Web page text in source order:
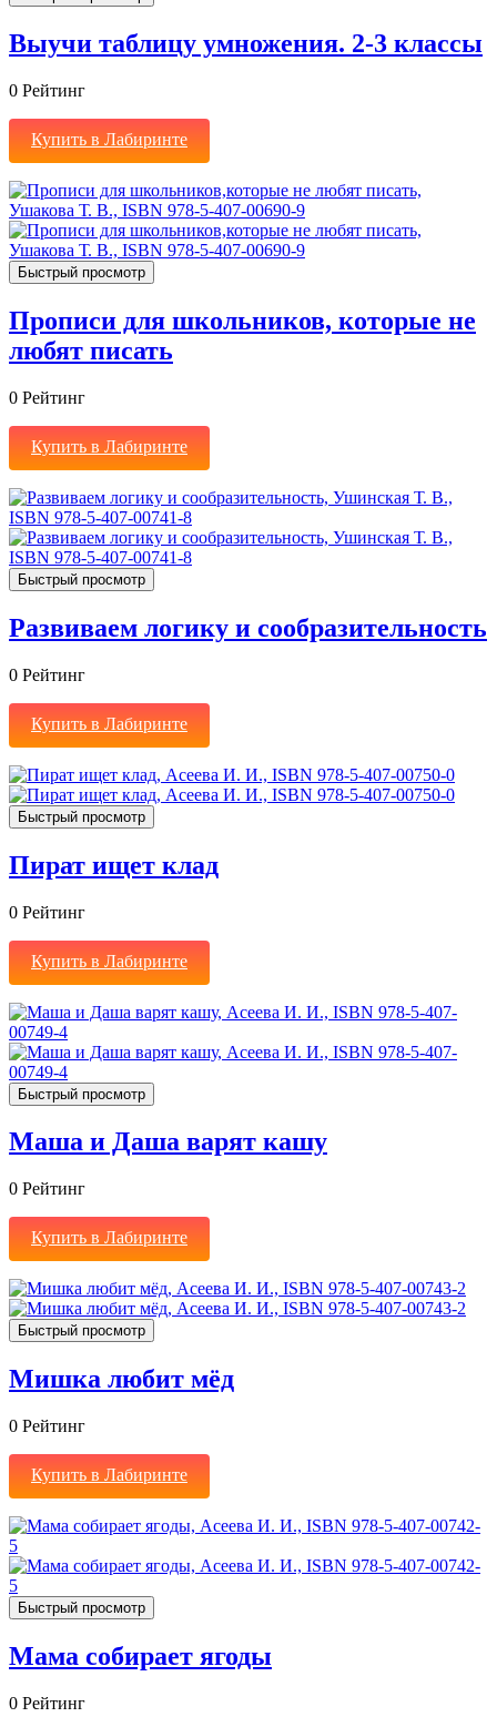
Выучи таблицу умножения. 2-3 классы
0 Рейтинг
Купить в Лабиринте
Быстрый просмотр
Прописи для школьников, которые не
любят писать
0 Рейтинг
Купить в Лабиринте
Быстрый просмотр
Развиваем логику и сообразительность
0 Рейтинг
Купить в Лабиринте
Быстрый просмотр
Пират ищет клад
0 Рейтинг
Купить в Лабиринте
Быстрый просмотр
Маша и Даша варят кашу
0 Рейтинг
Купить в Лабиринте
Быстрый просмотр
Мишка любит мёд
0 Рейтинг
Купить в Лабиринте
Быстрый просмотр
Мама собирает ягоды
0 Рейтинг